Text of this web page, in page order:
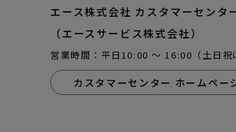
エース株式会社 カスタマーセンタ
（エースサービス株式会社）
営業時間：平日10:00 ～ 16:00（土日祝
カスタマーセンター ホームペー